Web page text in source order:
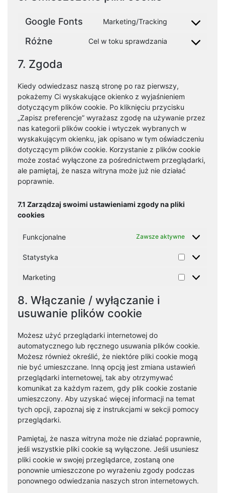
Google Fonts Marketing/Tracking
Consent
service
Różne Cel w toku sprawdzania
Consent
7. Zgoda
Kiedy odwiedzasz naszą stronę po raz pierwszy,
pokażemy Ci wyskakujące okienko z wyjaśnieniem
dotyczącym plików cookie. Po kliknięciu przycisku
„Zapisz preferencje” wyrażasz zgodę na używanie przez
nas kategorii plików cookie i wtyczek wybranych w
wyskakującym okienku, jak opisano w tym oświadczeniu
dotyczącym plików cookie. Korzystanie z plików cookie
może zostać wyłączone za pośrednictwem przeglądarki,
ale pamiętaj, że nasza witryna może już nie działać
poprawnie.
7.1 Zarządzaj swoimi ustawieniami zgody na pliki
cookies
Funkcjonalne Zawsze aktywne
Statystyka Statystyka
Marketing Marketing
8. Włączanie / wyłączanie i
usuwanie plików cookie
Możesz użyć przeglądarki internetowej do
automatycznego lub ręcznego usuwania plików cookie.
Możesz również określić, że niektóre pliki cookie mogą
nie być umieszczane. Inną opcją jest zmiana ustawień
przeglądarki internetowej, tak aby otrzymywać
komunikat za każdym razem, gdy plik cookie zostanie
umieszczony. Aby uzyskać więcej informacji na temat
tych opcji, zapoznaj się z instrukcjami w sekcji pomocy
przeglądarki.
Pamiętaj, że nasza witryna może nie działać poprawnie,
jeśli wszystkie pliki cookie są wyłączone. Jeśli usuniesz
pliki cookie w swojej przeglądarce, zostaną one
ponownie umieszczone po wyrażeniu zgody podczas
ponownego odwiedzania naszych stron internetowych.